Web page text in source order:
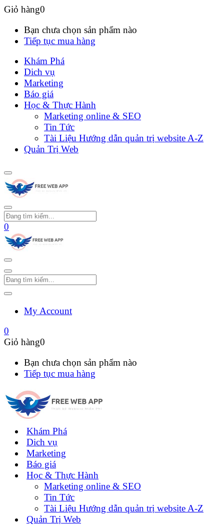
Giỏ hàng0
Bạn chưa chọn sản phẩm nào
Tiếp tục mua hàng
Khám Phá
Dich vụ
Marketing
Báo giá
Học & Thực Hành
Marketing online & SEO
Tin Tức
Tài Liệu Hướng dẫn quản trị website A-Z
Quản Trị Web
0
My Account
0
Giỏ hàng0
Bạn chưa chọn sản phẩm nào
Tiếp tục mua hàng
Khám Phá
Dich vụ
Marketing
Báo giá
Học & Thực Hành
Marketing online & SEO
Tin Tức
Tài Liệu Hướng dẫn quản trị website A-Z
Quản Trị Web